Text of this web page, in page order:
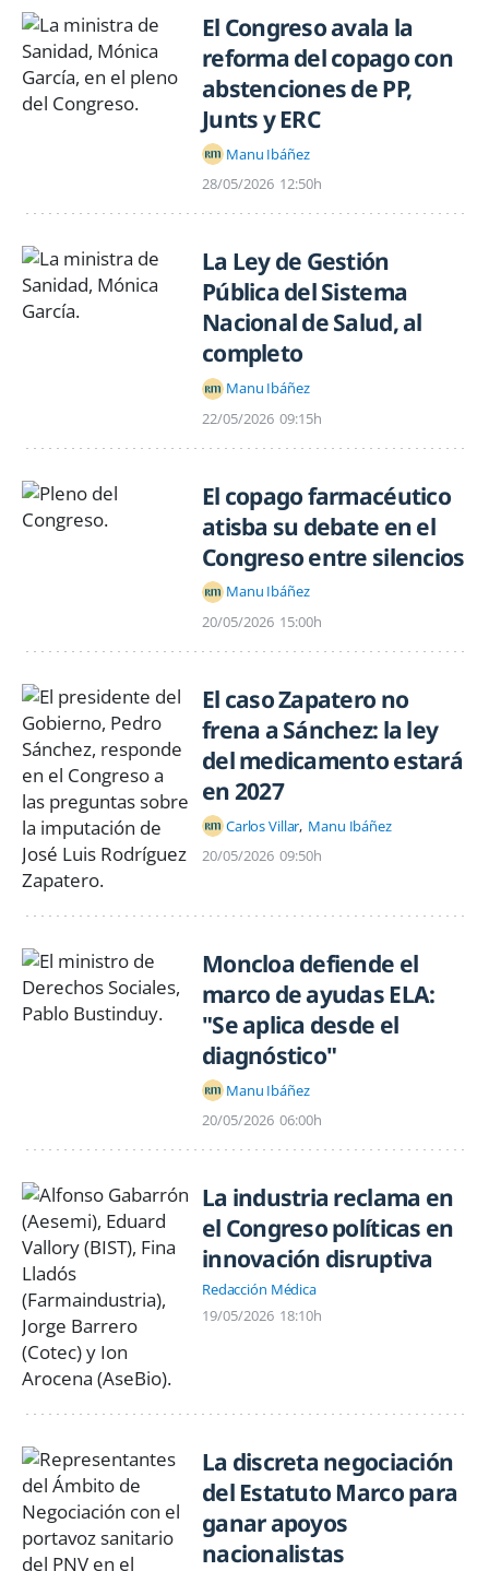
El Congreso avala la
reforma del copago con
abstenciones de PP,
Junts y ERC
Manu Ibáñez
28/05/2026 12:50h
La Ley de Gestión
Pública del Sistema
Nacional de Salud, al
completo
Manu Ibáñez
22/05/2026 09:15h
El copago farmacéutico
atisba su debate en el
Congreso entre silencios
Manu Ibáñez
20/05/2026 15:00h
El caso Zapatero no
frena a Sánchez: la ley
del medicamento estará
en 2027
Carlos Villar Manu Ibáñez
20/05/2026 09:50h
Moncloa defiende el
marco de ayudas ELA:
"Se aplica desde el
diagnóstico"
Manu Ibáñez
20/05/2026 06:00h
La industria reclama en
el Congreso políticas en
innovación disruptiva
Redacción Médica
19/05/2026 18:10h
La discreta negociación
del Estatuto Marco para
ganar apoyos
nacionalistas